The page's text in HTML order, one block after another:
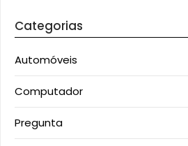
Categorias
Automóveis
Computador
Pregunta